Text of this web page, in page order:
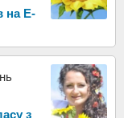
на E-
з